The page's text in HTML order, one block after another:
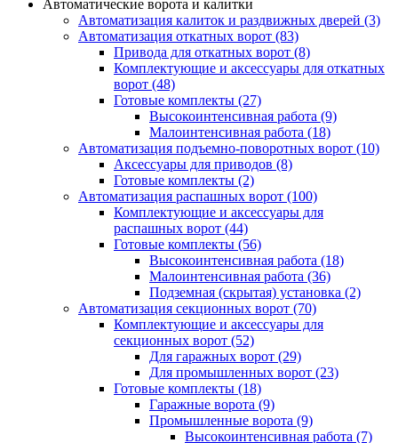
Автоматические ворота и калитки
Автоматизация калиток и раздвижных дверей (3)
Автоматизация откатных ворот (83)
Привода для откатных ворот (8)
Комплектующие и аксессуары для откатных
ворот (48)
Готовые комплекты (27)
Высокоинтенсивная работа (9)
Малоинтенсивная работа (18)
Автоматизация подъемно-поворотных ворот (10)
Аксессуары для приводов (8)
Готовые комплекты (2)
Автоматизация распашных ворот (100)
Комплектующие и аксессуары для
распашных ворот (44)
Готовые комплекты (56)
Высокоинтенсивная работа (18)
Малоинтенсивная работа (36)
Подземная (скрытая) установка (2)
Автоматизация секционных ворот (70)
Комплектующие и аксессуары для
секционных ворот (52)
Для гаражных ворот (29)
Для промышленных ворот (23)
Готовые комплекты (18)
Гаражные ворота (9)
Промышленные ворота (9)
Высокоинтенсивная работа (7)